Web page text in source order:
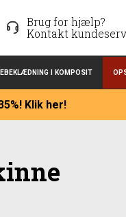
Brug for hjælp?
Kontakt
I KOMPOSIT
Klik her!